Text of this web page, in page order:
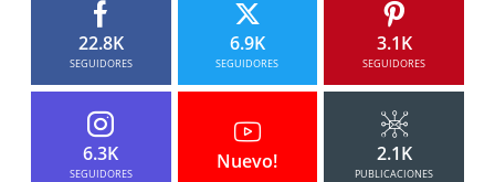
22.8K
SEGUIDORES
6.9K
SEGUIDORES
3.1K
SEGUIDORES
6.3K
SEGUIDORES
Nuevo! 2.1K
PUBLICACIONES